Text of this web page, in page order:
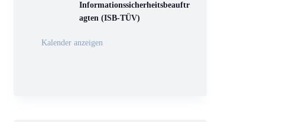
a
t
n
Informationssicherheitsbeauftr
agten (ISB-TÜV)
Kalender anzeigen